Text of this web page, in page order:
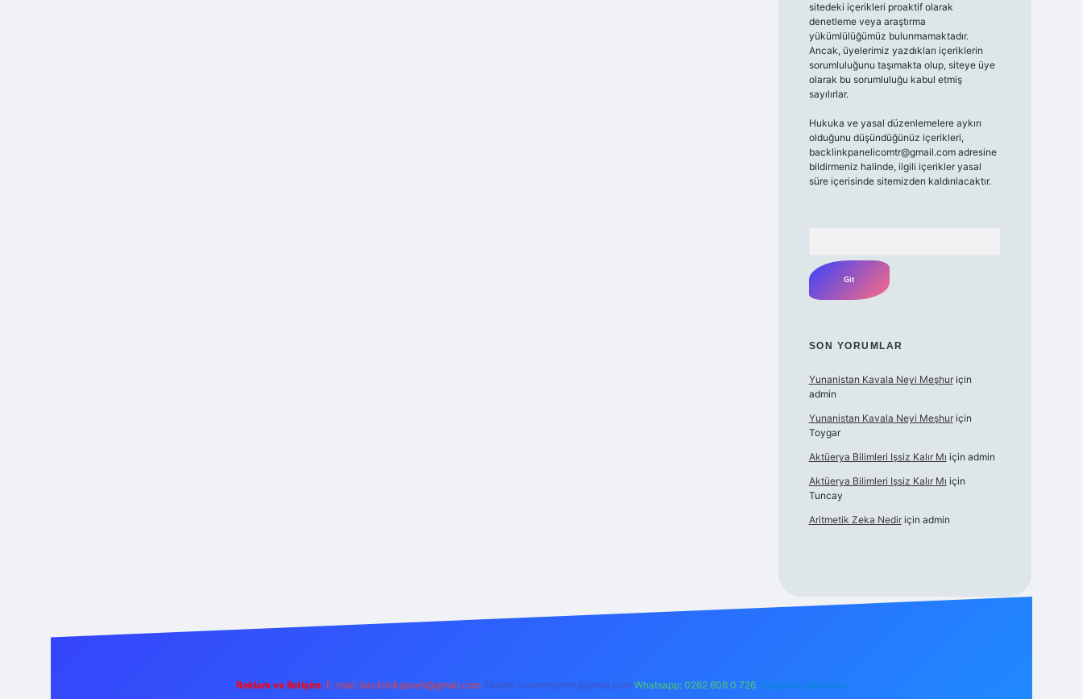
sitedeki içerikleri proaktif olarak
denetleme veya araştırma
yükümlülüğümüz bulunmamaktadır.
Ancak, üyelerimiz yazdıkları içeriklerin
sorumluluğunu taşımakta olup, siteye üye
olarak bu sorumluluğu kabul etmiş
sayılırlar.
Hukuka ve yasal düzenlemelere aykırı
olduğunu düşündüğünüz içerikleri,
backlinkpanelicomtr@gmail.comadresine
bildirmeniz halinde, ilgili içerikler yasal
süre içerisinde sitemizden kaldırılacaktır.
SON YORUMLAR
Yunanistan Kavala Neyi Meşhuriçin
admin
Yunanistan Kavala Neyi Meşhuriçin
Toygar
Aktüerya Bilimleri Işsiz Kalır Mı için admin
Aktüerya Bilimleri Işsiz Kalır Mı için
Tuncay
Aritmetik Zeka Nediriçin admin
Reklam ve İletişim: E-mail: backlinkpaneli@gmail.com Teams: forumhizmeti@gmail.com Whatsapp: 0262 606 0 726 Telegram: @karabul